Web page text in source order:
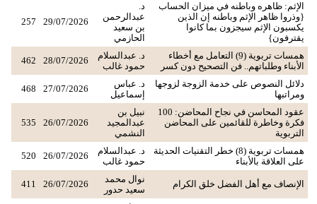
الإثم: ظاهره وباطنه في ميزان الحساب
{وذروا ظاهر الإثم وباطنه إن الذين
يكسبون الإثم سيجزون بما كانوا
يقترفون}
د.
عبدالرحمن
بن سعيد
الحازمي
29/07/2026
257
همسات تربوية (9) التعامل مع أخطاء
الأبناء وطلباتهم.. فن التصحيح دون كسر
د. عبدالسلام
حمود غالب
28/07/2026
462
دلائل النصوص على خدمة الزوجة لزوجها
ومراتبها
د. عباس
إسماعيل
27/07/2026
468
عقود المحاسن في نجاح المحاضن: 100
فكرة وخاطرة للقائمين على المحاضن
التربوية
نبيل بن
عبدالمجيد
النشمي
26/07/2026
535
همسات تربوية (8) خطر التقنيات الحديثة
على العلاقة بالأبناء
د. عبدالسلام
حمود غالب
26/07/2026
520
الإنصاف مع أهل الفضل خلق الكرام
نوال محمد
سعيد حدور
26/07/2026
411